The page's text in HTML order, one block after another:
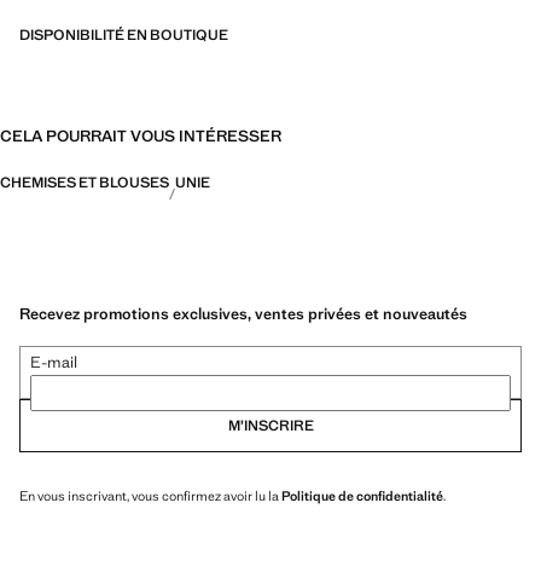
DISPONIBILITÉ EN BOUTIQUE
CELA POURRAIT VOUS INTÉRESSER
CHEMISES ET BLOUSES UNIE
Recevez promotions exclusives, ventes privées et nouveautés
E-mail
M’INSCRIRE
En vous inscrivant, vous confirmez avoir lu la Politique de confidentialité.